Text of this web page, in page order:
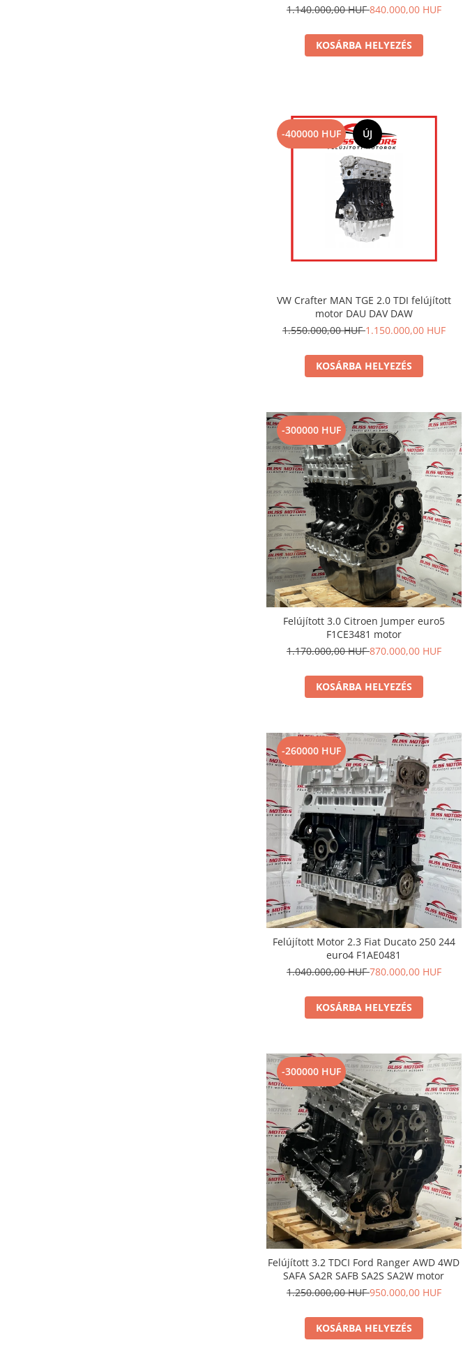
1.140.000,00 HUF840.000,00 HUF
KOSÁRBA HELYEZÉS
-400000 HUF ÚJ
VW Crafter MAN TGE 2.0 TDI felújított
motor DAU DAV DAW
1.550.000,00 HUF1.150.000,00 HUF
KOSÁRBA HELYEZÉS
-300000 HUF
Felújított 3.0 Citroen Jumper euro5
F1CE3481 motor
1.170.000,00 HUF870.000,00 HUF
KOSÁRBA HELYEZÉS
-260000 HUF
Felújított Motor 2.3 Fiat Ducato 250 244
euro4 F1AE0481
1.040.000,00 HUF780.000,00 HUF
KOSÁRBA HELYEZÉS
-300000 HUF
Felújított 3.2 TDCI Ford Ranger AWD 4WD
SAFA SA2R SAFB SA2S SA2W motor
1.250.000,00 HUF950.000,00 HUF
KOSÁRBA HELYEZÉS